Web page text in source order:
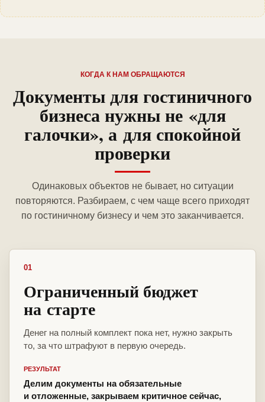
КОГДА К НАМ ОБРАЩАЮТСЯ
Документы для гостиничного
бизнеса нужны не «для
галочки», а для спокойной
проверки
Одинаковых объектов не бывает, но ситуации
повторяются. Разбираем, с чем чаще всего приходят
по гостиничному бизнесу и чем это заканчивается.
01
Ограниченный бюджет
на старте
Денег на полный комплект пока нет, нужно закрыть
то, за что штрафуют в первую очередь.
РЕЗУЛЬТАТ
Делим документы на обязательные
и отложенные, закрываем критичное сейчас,